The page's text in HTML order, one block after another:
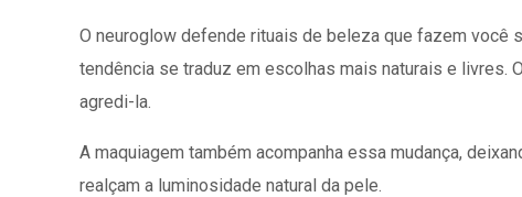
O neuroglow defende rituais de beleza que fazem você
tendência se traduz em escolhas mais naturais e livres.
agredi-la.
A maquiagem também acompanha essa mudança,
realçam a luminosidade natural da pele.